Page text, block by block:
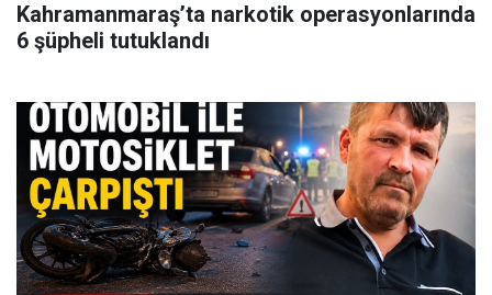
Kahramanmaraş’ta narkotik operasyonlarında
6 şüpheli tutuklandı